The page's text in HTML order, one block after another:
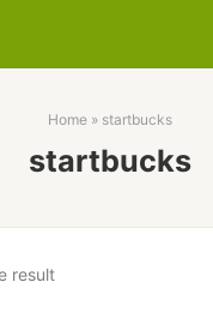
Home » startbucks
startbucks
result